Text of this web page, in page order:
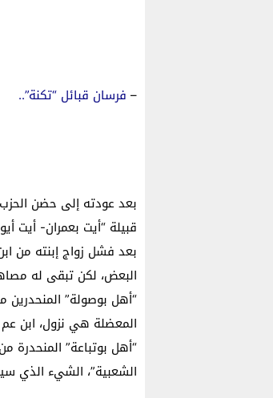
– فرسان قبائل “تكنة”..
بعد عودته إلى حضن الحزب
قبيلة “أيت بعمران- أيت
بعد فشل زواج إبنته من
البعض، لكن تبقى له
“أهل بوصولة”
المعضلة هي نزول، ابن
“أهل بوتباعة” المنحدرة
الشعبية”، الشيء الذي